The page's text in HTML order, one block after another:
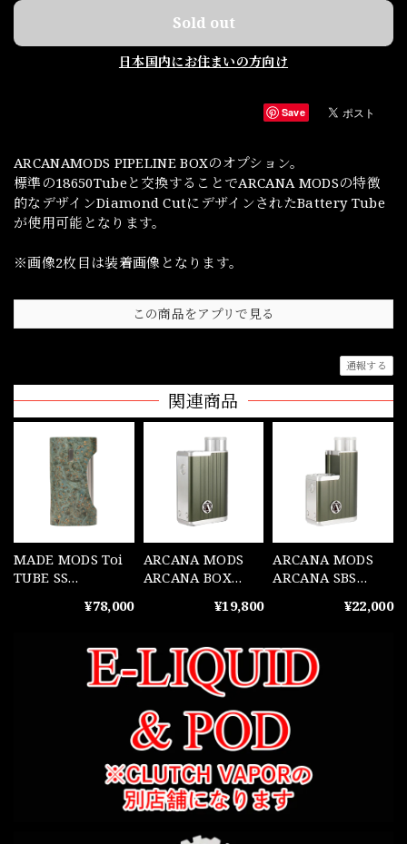
Sold out
日本国内にお住まいの方向け
Save
ARCANAMODS PIPELINE BOXのオプション。
標準の18650Tubeと交換することでARCANA MODSの特徴
的なデザインDiamond CutにデザインされたBattery Tube
が使用可能となります。
※画像2枚目は装着画像となります。
この商品をアプリで見る
通報する
関連商品
MADE MODS Toi
TUBE SS
AMBOYNA STAB
¥78,000
ARCANA MODS
ARCANA BOX
¥19,800
ARCANA MODS
ARCANA SBS
¥22,000